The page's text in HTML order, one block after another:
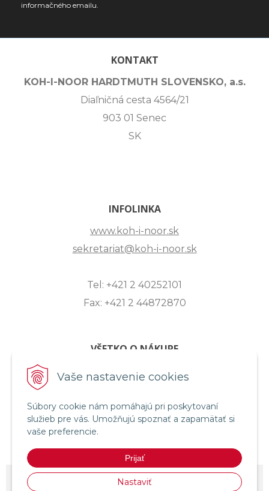
Vaše nastavenie cookies
Súbory cookie nám pomáhajú pri poskytovaní
služieb pre vás. Umožňujú spoznať a zapamätať si
vaše preferencie.
Prijať
Nastaviť
informačného emailu.
KONTAKT
KOH-I-NOOR HARDTMUTH SLOVENSKO, a.s.
Diaľničná cesta 4564/21
903 01 Senec
SK
INFOLINKA
www.koh-i-noor.sk
sekretariat@koh-i-noor.sk
Tel: +421 2 40252101
Fax: +421 2 44872870
VŠETKO O NÁKUPE
ZASLANIE OTÁZKY
OBCHODNÉ PODMIENKY
REKLAMAČNÝ PORIADOK
© 2026 KOH-I-NOOR HARDTMUTH SLOVENSKO • e-shop